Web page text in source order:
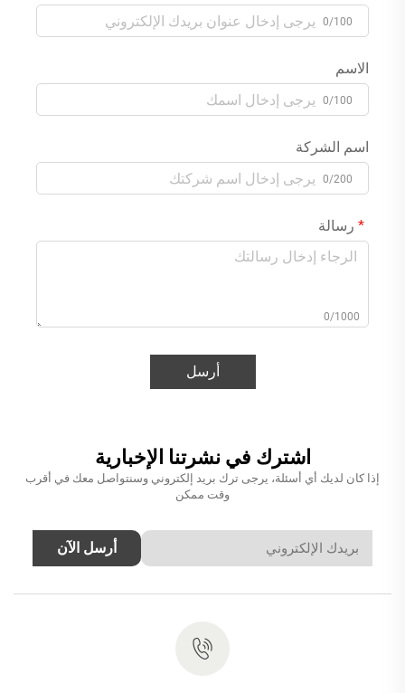
0/100
الاسم
0/100
اسم الشركة
0/200
رسالة
0/1000
أرسل
اشترك في نشرتنا الإخبارية
إذا كان لديك أي أسئلة، يرجى ترك بريد إلكتروني وسنتواصل معك في أقرب
وقت ممكن
أرسل الآن